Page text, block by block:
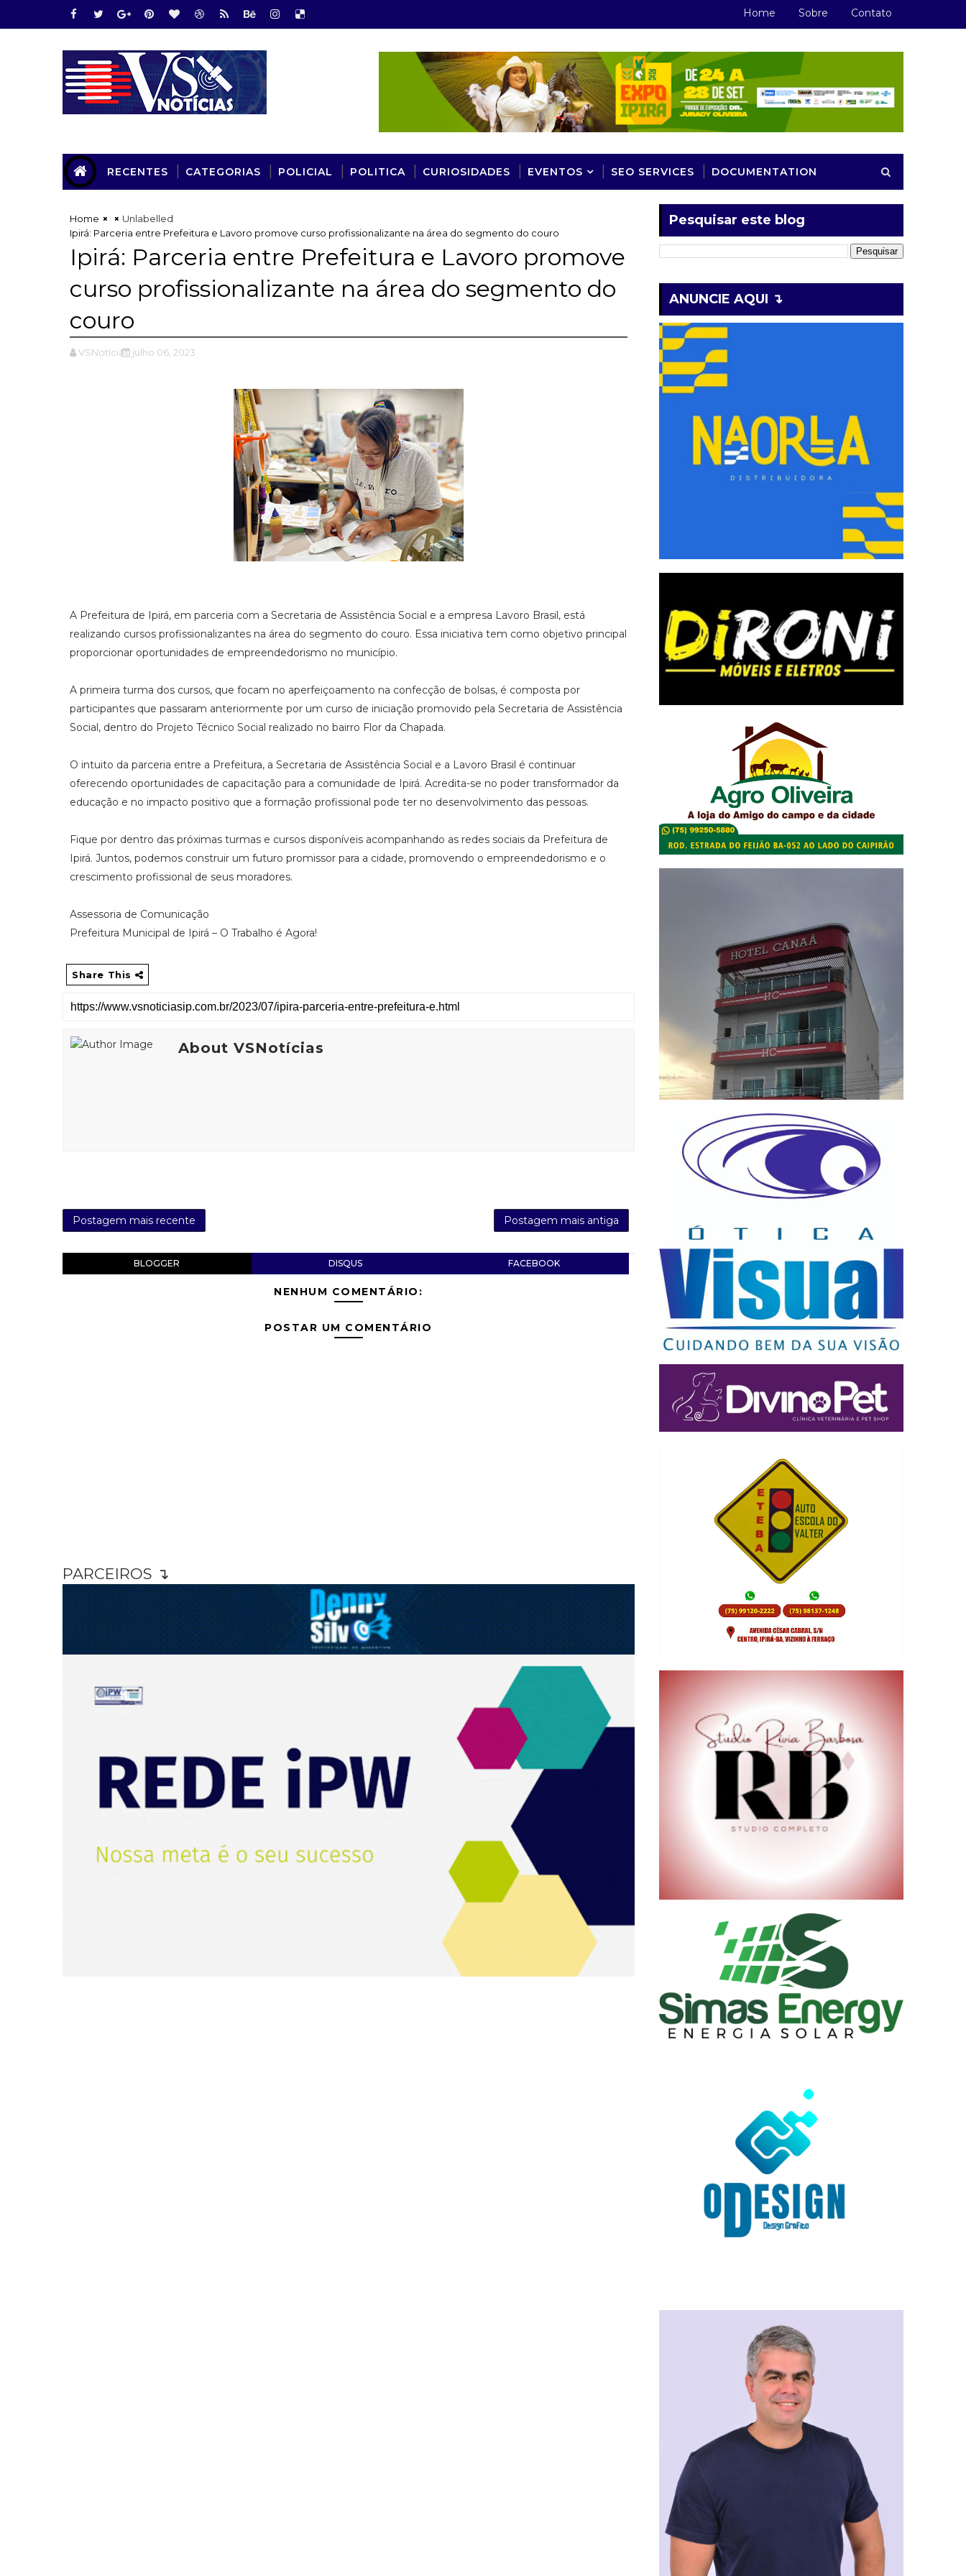
Home Sobre Contato
RECENTES CATEGORIAS POLICIAL POLITICA CURIOSIDADES EVENTOS SEO SERVICES DOCUMENTATION
Home
Unlabelled
Ipirá: Parceria entre Prefeitura e Lavoro promove curso profissionalizante na área do segmento do couro
Ipirá: Parceria entre Prefeitura e Lavoro promove
curso profissionalizante na área do segmento do
couro
VSNotícias julho 06, 2023
A Prefeitura de Ipirá, em parceria com a Secretaria de Assistência Social e a empresa Lavoro Brasil, está
realizando cursos profissionalizantes na área do segmento do couro. Essa iniciativa tem como objetivo principal
proporcionar oportunidades de empreendedorismo no município.
A primeira turma dos cursos, que focam no aperfeiçoamento na confecção de bolsas, é composta por
participantes que passaram anteriormente por um curso de iniciação promovido pela Secretaria de Assistência
Social, dentro do Projeto Técnico Social realizado no bairro Flor da Chapada.
O intuito da parceria entre a Prefeitura, a Secretaria de Assistência Social e a Lavoro Brasil é continuar
oferecendo oportunidades de capacitação para a comunidade de Ipirá. Acredita-se no poder transformador da
educação e no impacto positivo que a formação profissional pode ter no desenvolvimento das pessoas.
Fique por dentro das próximas turmas e cursos disponíveis acompanhando as redes sociais da Prefeitura de
Ipirá. Juntos, podemos construir um futuro promissor para a cidade, promovendo o empreendedorismo e o
crescimento profissional de seus moradores.
Assessoria de Comunicação
Prefeitura Municipal de Ipirá – O Trabalho é Agora!
Share This
About VSNotícias
Postagem mais recente Postagem mais antiga
BLOGGER DISQUS FACEBOOK
NENHUM COMENTÁRIO:
POSTAR UM COMENTÁRIO
PARCEIROS ↴
Pesquisar este blog
ANUNCIE AQUI ↴